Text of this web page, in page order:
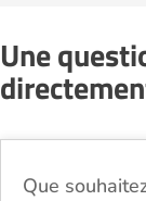
Une
Que